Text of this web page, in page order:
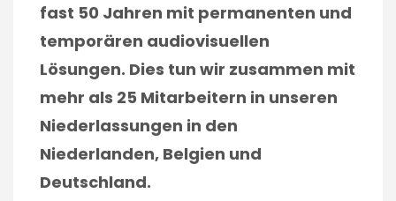
fast 50 Jahren mit permanenten und
temporären audiovisuellen
Lösungen. Dies tun wir zusammen mit
mehr als 25 Mitarbeitern in unseren
Niederlassungen in den
Niederlanden, Belgien und
Deutschland.